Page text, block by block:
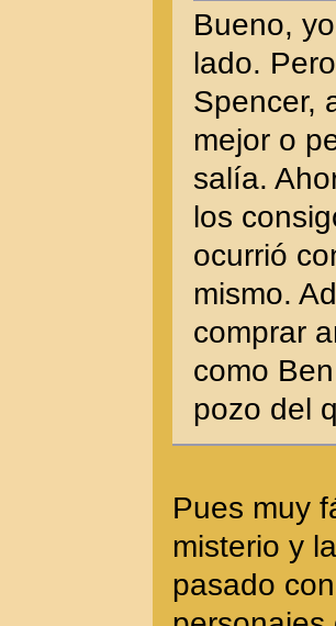
Bueno,
lado.
Spencer,
mejor o
salía.
los
ocurrió
mismo.
comprar
como
pozo del
Pues muy
misterio y
pasado